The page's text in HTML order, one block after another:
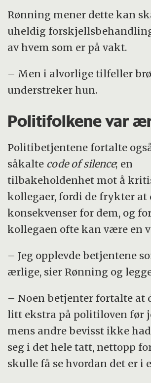
Rønning mener dette kan
uheldig
av hvem som er på vakt.
– Men i alvorlige tilfeller
understreker hun.
Politifolkene var
Politibetjentene fortalte
såkalte code of silence; en
tilbakeholdenhet mot å
kollegaer, fordi de frykter at
konsekvenser for dem, og
kollegaen ofte kan være en
– Jeg opplevde betjentene
ærlige, sier Rønning og
– Noen betjenter fortalte at
litt ekstra på politiloven før
mens andre bevisst ikke
seg i det hele tatt, nettopp
skulle få se hvordan det er i